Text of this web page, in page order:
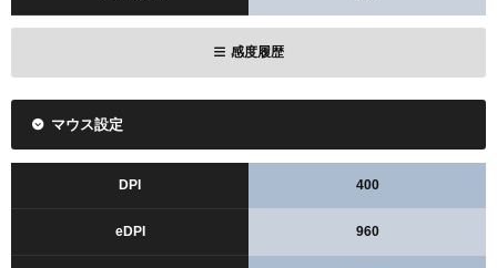
感度履歴
マウス設定
DPI 400
eDPI 960